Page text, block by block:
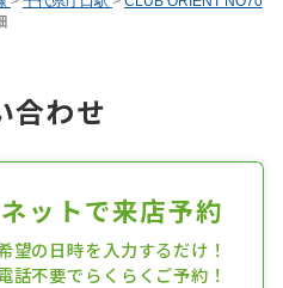
合わせ
ネットで来店予約
望の日時を入力するだけ！
話不要でらくらくご予約！